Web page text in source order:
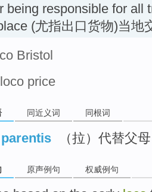
being responsible for all
(尤指出口货物)当地
Bristol
price
同近义词 同根词
（拉）代替父母
原声例句 权威例句